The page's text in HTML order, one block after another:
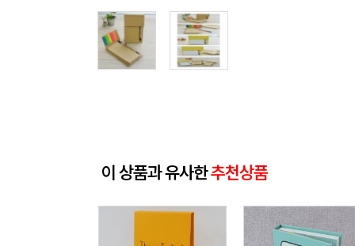
이 상품과 유사한추천상품